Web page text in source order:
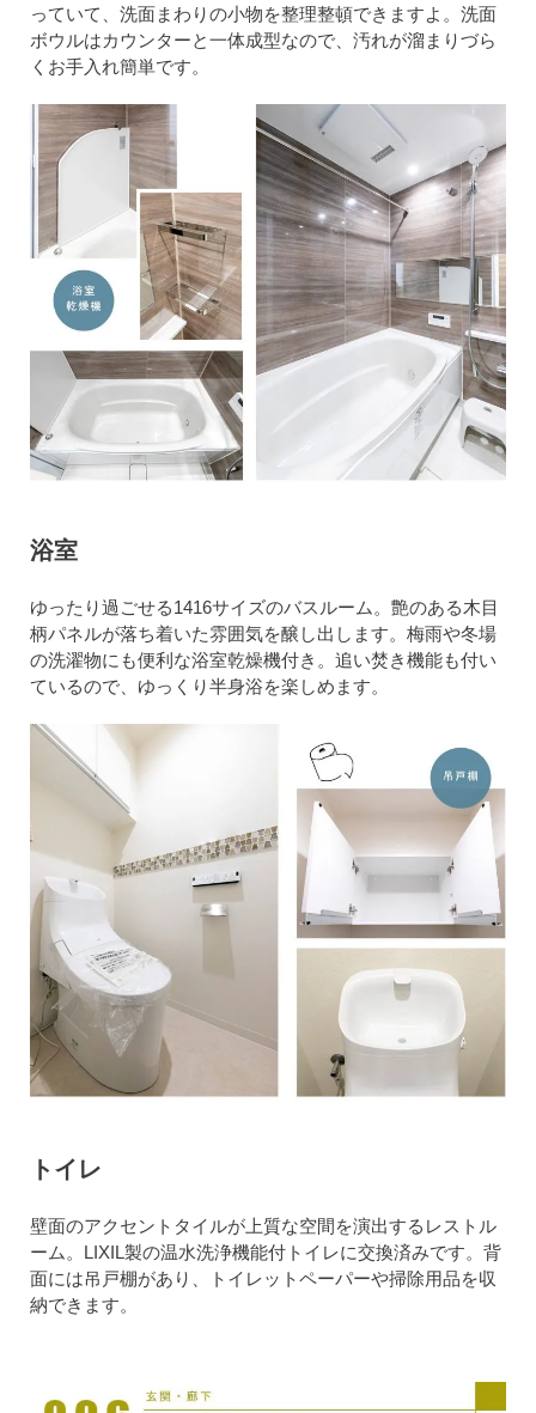
っていて、洗面まわりの小物を整理整頓できますよ。洗面
ボウルはカウンターと一体成型なので、汚れが溜まりづら
くお手入れ簡単です。
浴室
ゆったり過ごせる1416サイズのバスルーム。艶のある木目
柄パネルが落ち着いた雰囲気を醸し出します。梅雨や冬場
の洗濯物にも便利な浴室乾燥機付き。追い焚き機能も付い
ているので、ゆっくり半身浴を楽しめます。
トイレ
壁面のアクセントタイルが上質な空間を演出するレストル
ーム。LIXIL製の温水洗浄機能付トイレに交換済みです。背
面には吊戸棚があり、トイレットペーパーや掃除用品を収
納できます。